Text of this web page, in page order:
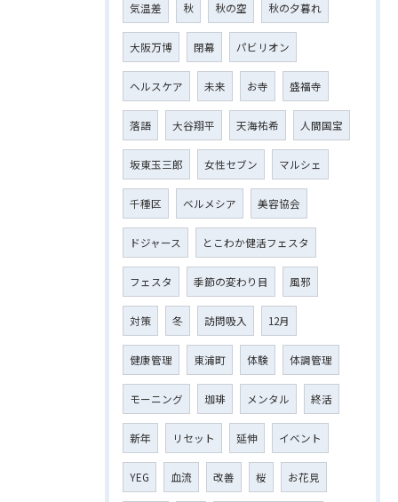
気温差 秋 秋の空 秋の夕暮れ
大阪万博 閉幕 パビリオン
ヘルスケア 未来 お寺 盛福寺
落語 大谷翔平 天海祐希 人間国宝
坂東玉三郎 女性セブン マルシェ
千種区 ベルメシア 美容協会
ドジャース とこわか健活フェスタ
フェスタ 季節の変わり目 風邪
対策 冬 訪問吸入 12月
健康管理 東浦町 体験 体調管理
モーニング 珈琲 メンタル 終活
新年 リセット 延伸 イベント
YEG 血流 改善 桜 お花見